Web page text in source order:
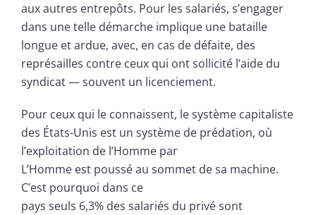
aux autres entrepôts. Pour les salariés, s’engager
dans une telle démarche implique une bataille
longue et ardue, avec, en cas de défaite, des
représailles contre ceux qui ont sollicité l’aide du
syndicat — souvent un licenciement.
Pour ceux qui le connaissent, le système capitaliste
des États-Unis est un système de prédation, où
l’exploitation de l’Homme par
L’Homme est poussé au sommet de sa machine.
C’est pourquoi dans ce
pays seuls 6,3% des salariés du privé sont